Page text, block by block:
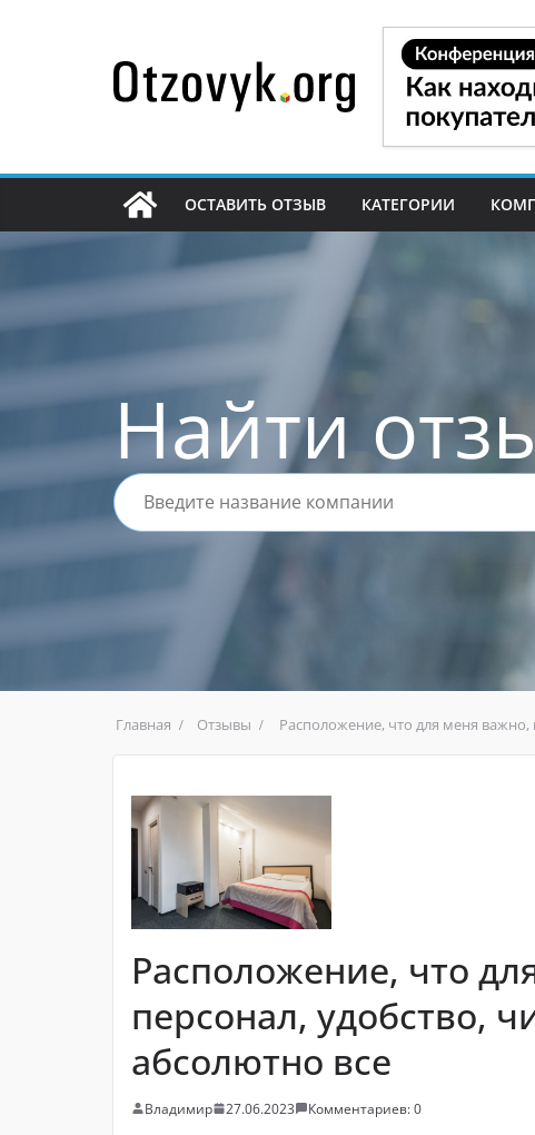
содержимому
ОСТАВИТЬ ОТЗЫВ КАТЕГОРИИ
Найти
Главная Отзывы Расположение, что для меня
Расположение, что
персонал, удобство,
абсолютно все
Владимир 27.06.2023 Комментариев: 0